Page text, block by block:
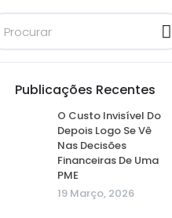
Publicações Recentes
O Custo Invisível Do
Depois Logo Se Vê
Nas Decisões
Financeiras De Uma
PME
19 Março, 2026